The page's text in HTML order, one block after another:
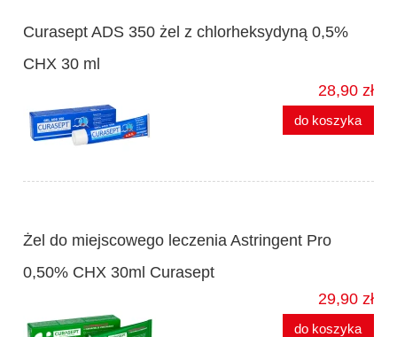
Curasept ADS 350 żel z chlorheksydyną 0,5%
CHX 30 ml
28,90 zł
do koszyka
Żel do miejscowego leczenia Astringent Pro
0,50% CHX 30ml Curasept
29,90 zł
do koszyka